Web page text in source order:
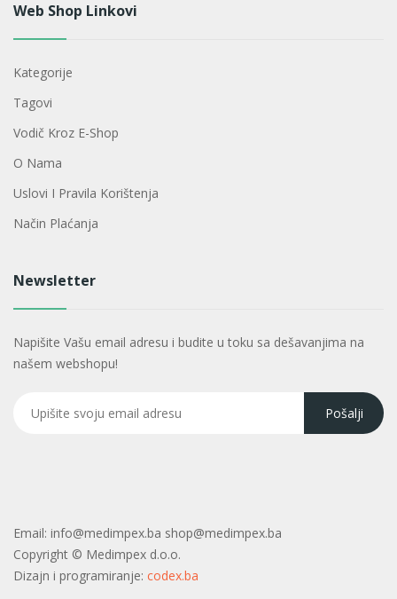
Web Shop Linkovi
Kategorije
Tagovi
Vodič Kroz E-Shop
O Nama
Uslovi I Pravila Korištenja
Način Plaćanja
Newsletter
Napišite Vašu email adresu i budite u toku sa dešavanjima na
našem webshopu!
Email: info@medimpex.ba shop@medimpex.ba
Copyright © Medimpex d.o.o.
Dizajn i programiranje: codex.ba